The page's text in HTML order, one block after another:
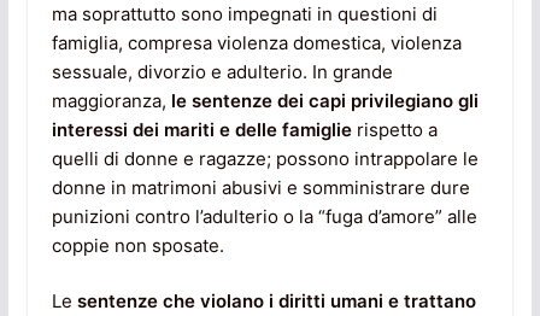
ma soprattutto sono impegnati in questioni di
famiglia, compresa violenza domestica, violenza
sessuale, divorzio e adulterio. In grande
maggioranza, le sentenze dei capi privilegiano gli
interessi dei mariti e delle famiglierispetto a
quelli di donne e ragazze; possono intrappolare le
donne in matrimoni abusivi e somministrare dure
punizioni contro l’adulterio o la “fuga d’amore” alle
coppie non sposate.
Le sentenze che violano i diritti umani e trattano